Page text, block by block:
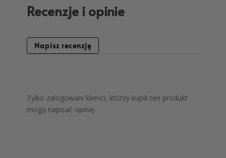
Recenzje i opinie
Napisz recenzję
Tylko zalogowani klienci, którzy kupili ten produkt
mogą napisać opinię.